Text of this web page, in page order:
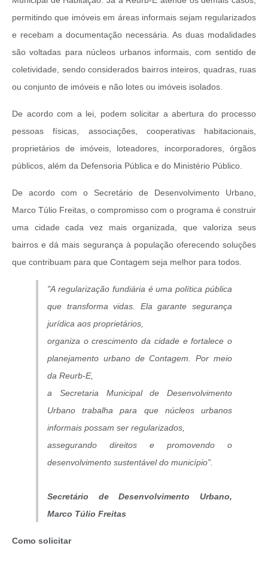
permitindo que imóveis em áreas informais sejam regularizados
e recebam a documentação necessária. As duas modalidades
são voltadas para núcleos urbanos informais, com sentido de
coletividade, sendo considerados bairros inteiros, quadras, ruas
ou conjunto de imóveis e não lotes ou imóveis isolados.
De acordo com a lei, podem solicitar a abertura do processo
pessoas físicas, associações, cooperativas habitacionais,
proprietários de imóveis, loteadores, incorporadores, órgãos
públicos, além da Defensoria Pública e do Ministério Público.
De acordo com o Secretário de Desenvolvimento Urbano,
Marco Túlio Freitas, o compromisso com o programa é construir
uma cidade cada vez mais organizada, que valoriza seus
bairros e dá mais segurança à população oferecendo soluções
que contribuam para que Contagem seja melhor para todos.
"A regularização fundiária é uma política pública
que transforma vidas. Ela garante segurança
jurídica aos proprietários,
organiza o crescimento da cidade e fortalece o
planejamento urbano de Contagem. Por meio
da Reurb-E,
a Secretaria Municipal de Desenvolvimento
Urbano trabalha para que núcleos urbanos
informais possam ser regularizados,
assegurando direitos e promovendo o
desenvolvimento sustentável do município”.
Secretário de Desenvolvimento Urbano,
Marco Túlio Freitas
Como solicitar